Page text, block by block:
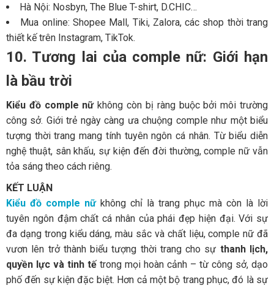
Hà Nội: Nosbyn, The Blue T-shirt, D.CHIC…
Mua online: Shopee Mall, Tiki, Zalora, các shop thời trang
thiết kế trên Instagram, TikTok.
10. Tương lai của comple nữ: Giới hạn
là bầu trời
Kiểu đồ comple nữkhông còn bị ràng buộc bởi môi trường
công sở. Giới trẻ ngày càng ưa chuộng comple như một biểu
tượng thời trang mang tính tuyên ngôn cá nhân. Từ biểu diễn
nghệ thuật, sân khấu, sự kiện đến đời thường, comple nữ vẫn
tỏa sáng theo cách riêng.
KẾT LUẬN
Kiểu đồ comple nữkhông chỉ là trang phục mà còn là lời
tuyên ngôn đậm chất cá nhân của phái đẹp hiện đại. Với sự
đa dạng trong kiểu dáng, màu sắc và chất liệu, comple nữ đã
vươn lên trở thành biểu tượng thời trang cho sự thanh lịch,
quyền lực và tinh tếtrong mọi hoàn cảnh – từ công sở, dạo
phố đến sự kiện đặc biệt. Hơn cả một bộ trang phục, đó là sự